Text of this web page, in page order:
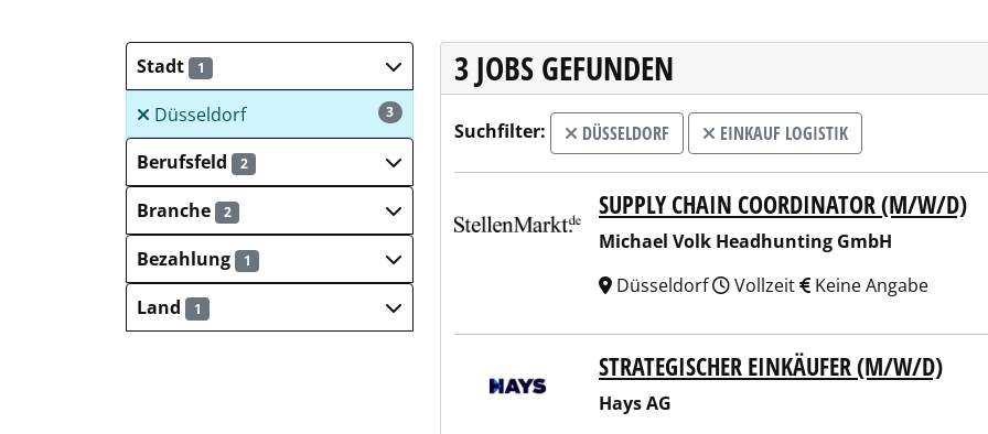
Stadt 1
3
Düsseldorf
Berufsfeld
2
Branche 2
Bezahlung 1
Land 1
3 JOBS GEFUNDEN
Suchfilter: DÜSSELDORF EINKAUF LOGISTIK
Michael Volk Headhunting GmbHSUPPLY CHAIN COORDINATOR (M/W/D)
Michael Volk Headhunting GmbH
Düsseldorf
Vollzeit Keine Angabe
STRATEGISCHER EINKÄUFER (M/W/D)
Hays AG